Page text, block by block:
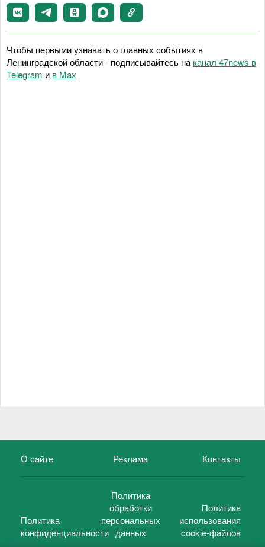
Чтобы первыми узнавать о главных событиях в
Ленинградской области - подписывайтесь на канал 47news в
Telegram и в Maх
О сайте Реклама Контакты
Политика
конфиденциальности
Политика
обработки
персональных
данных
Политика
использования
cookie-файлов